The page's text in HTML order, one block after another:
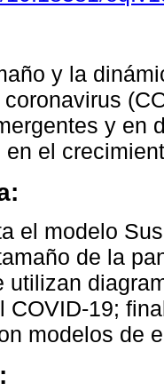
y la
y en
el
el modelo
de la
utilizan
COVID-19;
modelos de